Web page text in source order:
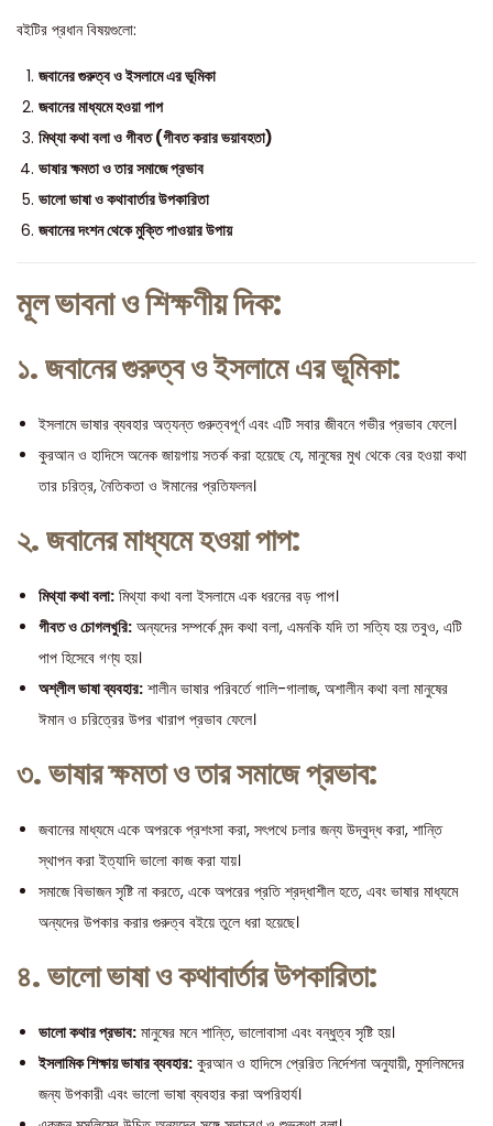
বইটির প্রধান বিষয়গুলো:
জবানের গুরুত্ব ও ইসলামে এর ভূমিকা
জবানের মাধ্যমে হওয়া পাপ
মিথ্যা কথা বলা ও গীবত (গীবত করার ভয়াবহতা)
ভাষার ক্ষমতা ও তার সমাজে প্রভাব
ভালো ভাষা ও কথাবার্তার উপকারিতা
জবানের দংশন থেকে মুক্তি পাওয়ার উপায়
মূল ভাবনা ও শিক্ষণীয় দিক:
১. জবানের গুরুত্ব ও ইসলামে এর ভূমিকা:
ইসলামে ভাষার ব্যবহার অত্যন্ত গুরুত্বপূর্ণ এবং এটি সবার জীবনে গভীর প্রভাব ফেলে।
কুরআন ও হাদিসে অনেক জায়গায় সতর্ক করা হয়েছে যে, মানুষের মুখ থেকে বের হওয়া কথা
তার চরিত্র, নৈতিকতা ও ঈমানের প্রতিফলন।
২. জবানের মাধ্যমে হওয়া পাপ:
মিথ্যা কথা বলা: মিথ্যা কথা বলা ইসলামে এক ধরনের বড় পাপ।
গীবত ও চোগলখুরি: অন্যদের সম্পর্কে মন্দ কথা বলা, এমনকি যদি তা সত্যি হয় তবুও, এটি
পাপ হিসেবে গণ্য হয়।
অশ্লীল ভাষা ব্যবহার: শালীন ভাষার পরিবর্তে গালি-গালাজ, অশালীন কথা বলা মানুষের
ঈমান ও চরিত্রের উপর খারাপ প্রভাব ফেলে।
৩. ভাষার ক্ষমতা ও তার সমাজে প্রভাব:
জবানের মাধ্যমে একে অপরকে প্রশংসা করা, সৎপথে চলার জন্য উদ্বুদ্ধ করা, শান্তি
স্থাপন করা ইত্যাদি ভালো কাজ করা যায়।
সমাজে বিভাজন সৃষ্টি না করতে, একে অপরের প্রতি শ্রদ্ধাশীল হতে, এবং ভাষার মাধ্যমে
অন্যদের উপকার করার গুরুত্ব বইয়ে তুলে ধরা হয়েছে।
৪. ভালো ভাষা ও কথাবার্তার উপকারিতা:
ভালো কথার প্রভাব: মানুষের মনে শান্তি, ভালোবাসা এবং বন্ধুত্ব সৃষ্টি হয়।
ইসলামিক শিক্ষায় ভাষার ব্যবহার: কুরআন ও হাদিসে প্রেরিত নির্দেশনা অনুযায়ী, মুসলিমদের
জন্য উপকারী এবং ভালো ভাষা ব্যবহার করা অপরিহার্য।